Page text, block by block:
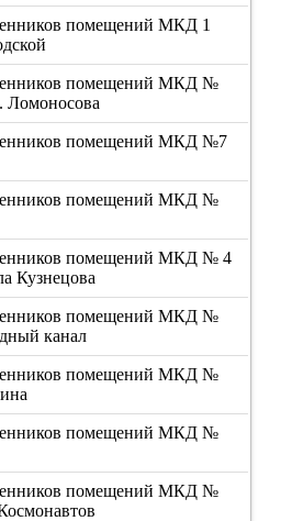
помещений МКД 1
помещений МКД №
Ломоносова
помещений МКД №7
помещений МКД №
помещений МКД № 4
Кузнецова
помещений МКД №
канал
помещений МКД №
помещений МКД №
помещений МКД №